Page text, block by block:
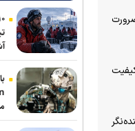
خبرنگاران
هستند
معیارهای علمی
مبنای انتخاب
معنوی، لازمه
دانشگاه